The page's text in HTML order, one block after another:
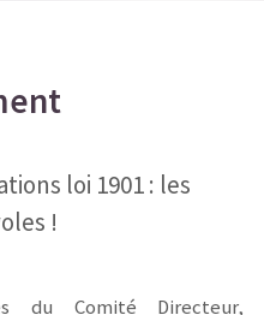
loi 1901 : les
!
du Comité Directeur,